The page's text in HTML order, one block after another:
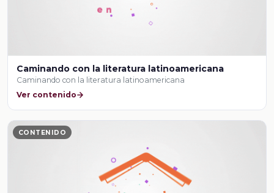
Caminando con la literatura latinoamericana
Caminando con la literatura latinoamericana
Ver contenido
CONTENIDO